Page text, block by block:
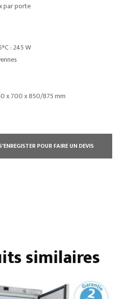
par porte
: 245 W
x 700 x 850/875 mm
POUR FAIRE UN DEVIS
similaires